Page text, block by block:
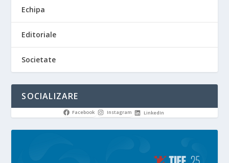
Echipa
Editoriale
Societate
SOCIALIZARE
Facebook Instagram LinkedIn